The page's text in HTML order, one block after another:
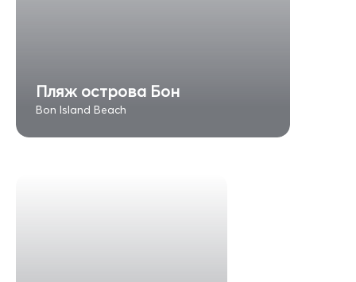
Пляж острова Бон
Bon Island Beach